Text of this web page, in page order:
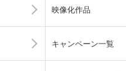
映像化作品
キャンペーン一覧